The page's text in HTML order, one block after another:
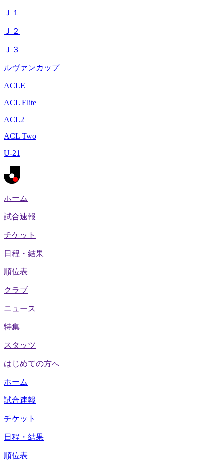
Ｊ１
Ｊ２
Ｊ３
ルヴァンカップ
ACLE
ACL Elite
ACL2
ACL Two
U-21
ホーム
試合速報
チケット
日程・結果
順位表
クラブ
ニュース
特集
スタッツ
はじめての方へ
ホーム
試合速報
チケット
日程・結果
順位表